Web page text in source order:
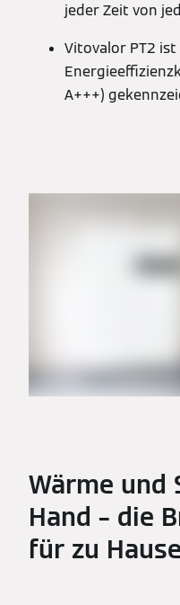
jeder Zeit von
Vitovalor PT2
A+++)
Wärme und
Hand – die
für zu Hause